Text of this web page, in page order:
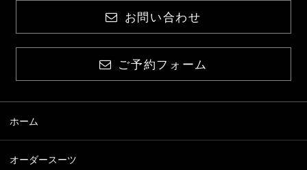
お問い合わせ
ご予約フォーム
ホーム
オーダースーツ